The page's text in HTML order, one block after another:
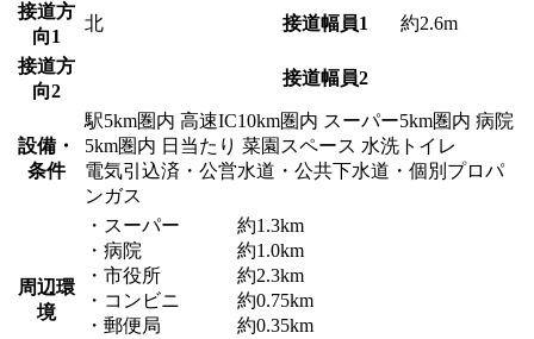
接道方
向1
北 接道幅員1 約2.6m
接道方
向2
接道幅員2
設備・
条件
駅5km圏内 高速IC10km圏内 スーパー5km圏内 病院
5km圏内 日当たり 菜園スペース 水洗トイレ
電気引込済・公営水道・公共下水道・個別プロパ
ンガス
周辺環
境
・スーパー 約1.3km
・病院 約1.0km
・市役所 約2.3km
・コンビニ 約0.75km
・郵便局 約0.35km